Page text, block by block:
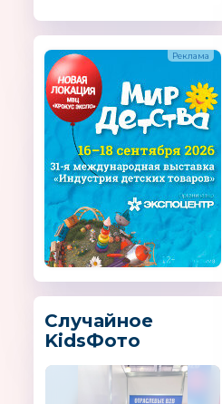
Случайное
KidsФото